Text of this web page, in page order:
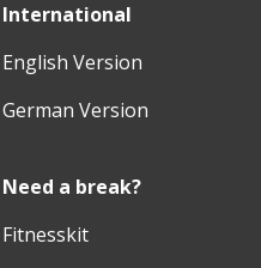
International
English Version
German Version
Need a break?
Fitnesskit